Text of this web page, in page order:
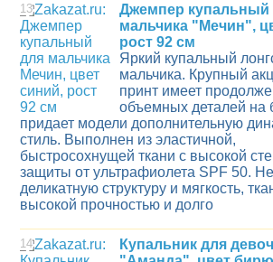
13
Джемпер купальный
мальчика "Мечин",
рост 92 см
Яркий купальный
мальчика. Крупный
принт имеет
объемных деталей на
придает модели дополнительную
стиль. Выполнен из эластичной,
быстросохнущей ткани с высокой
защиты от ультрафиолета SPF 50.
деликатную структуру и мягкость,
высокой прочностью и долго
14
Купальник для